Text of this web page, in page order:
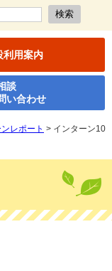
利用案内
談
い合わせ
レポート > インターン10